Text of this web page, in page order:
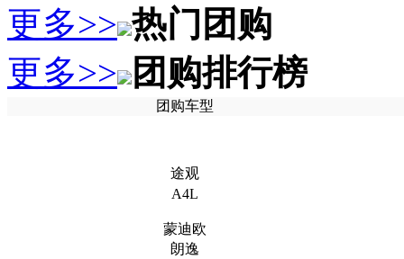
更多>> 热门团购
更多>> 团购排行榜
团购车型
途观
A4L
蒙迪欧
朗逸